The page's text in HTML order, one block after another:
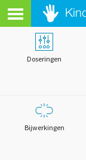
Doseringen
Bijwerkingen